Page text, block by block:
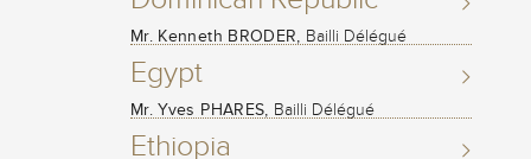
Mr. Kenneth BRODER, Bailli Délégué
Egypt
Mr. Yves PHARES, Bailli Délégué
Ethiopia